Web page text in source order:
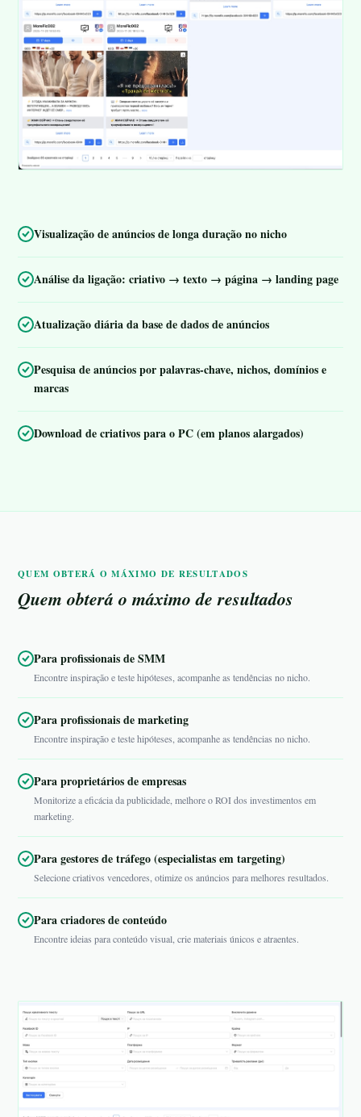
Visualização de anúncios de longa duração no nicho
Análise da ligação: criativo → texto → página → landing page
Atualização diária da base de dados de anúncios
Pesquisa de anúncios por palavras-chave, nichos, domínios e
marcas
Download de criativos para o PC (em planos alargados)
QUEM OBTERÁ O MÁXIMO DE RESULTADOS
Quem obterá o máximo de resultados
Para profissionais de SMM
Encontre inspiração e teste hipóteses, acompanhe as tendências no nicho.
Para profissionais de marketing
Encontre inspiração e teste hipóteses, acompanhe as tendências no nicho.
Para proprietários de empresas
Monitorize a eficácia da publicidade, melhore o ROI dos investimentos em
marketing.
Para gestores de tráfego (especialistas em targeting)
Selecione criativos vencedores, otimize os anúncios para melhores resultados.
Para criadores de conteúdo
Encontre ideias para conteúdo visual, crie materiais únicos e atraentes.